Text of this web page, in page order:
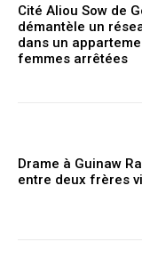
Cité Aliou Sow de
démantèle un
dans un
femmes arrêtées
Drame à Guinaw
entre deux frères